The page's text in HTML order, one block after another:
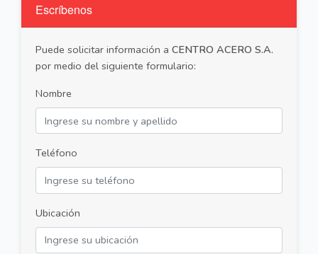
Escríbenos
Puede solicitar información a CENTRO ACERO S.A.
por medio del siguiente formulario:
Nombre
Teléfono
Ubicación